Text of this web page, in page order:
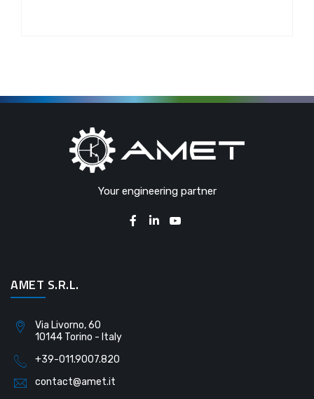
Your engineering partner
AMET S.R.L.
Via Livorno, 60
10144 Torino - Italy
+39-011.9007.820
contact@amet.it